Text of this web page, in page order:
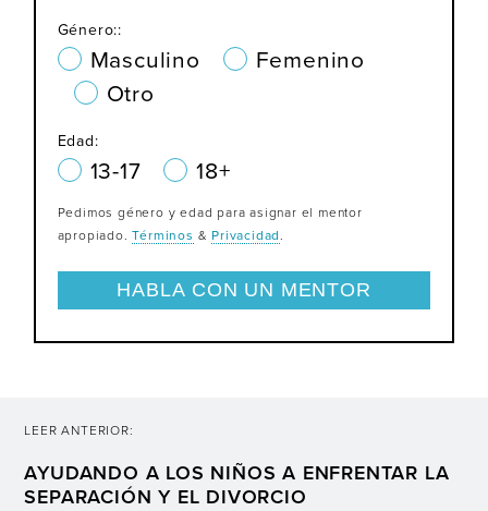
Género::
Masculino
Femenino
Otro
Edad:
13-17 18+
Pedimos género y edad para asignar el mentor
apropiado.Términos & Privacidad.
LEER ANTERIOR:
AYUDANDO A LOS NIÑOS A ENFRENTAR LA
SEPARACIÓN Y EL DIVORCIO